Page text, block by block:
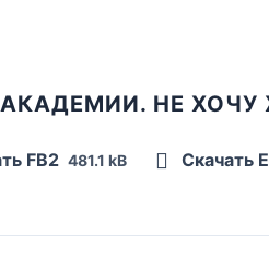
НЕ
FB2 481.1 kB Скачать